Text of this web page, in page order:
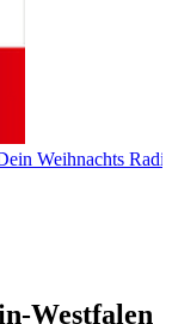
Weihnachts
Westfalen